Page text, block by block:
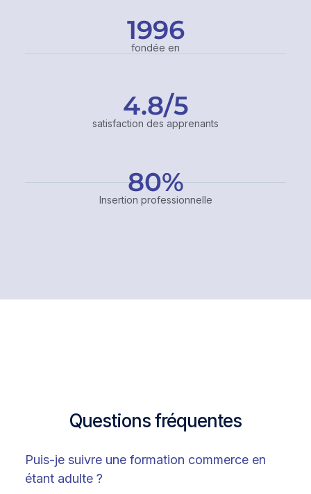
fondée en
1996
satisfaction des apprenants
4.8/5
Insertion professionnelle
80%
Questions fréquentes
Puis-je suivre une formation commerce en
étant adulte ?